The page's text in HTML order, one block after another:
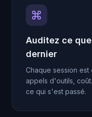
Auditez ce
dernier
Chaque session
appels d'outils,
ce qui s'est passé.